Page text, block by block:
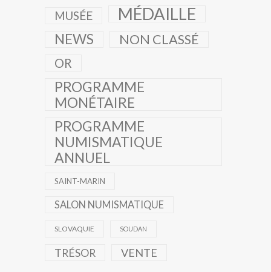
MUSÉE MÉDAILLE
NEWS NON CLASSÉ
OR
PROGRAMME
MONÉTAIRE
PROGRAMME
NUMISMATIQUE
ANNUEL
SAINT-MARIN
SALON NUMISMATIQUE
SLOVAQUIE SOUDAN
TRÉSOR VENTE